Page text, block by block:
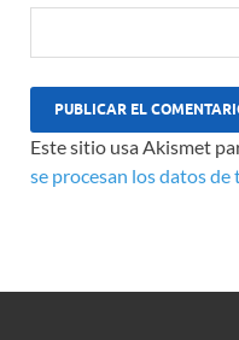
Este sitio usa Akismet
se procesan los datos